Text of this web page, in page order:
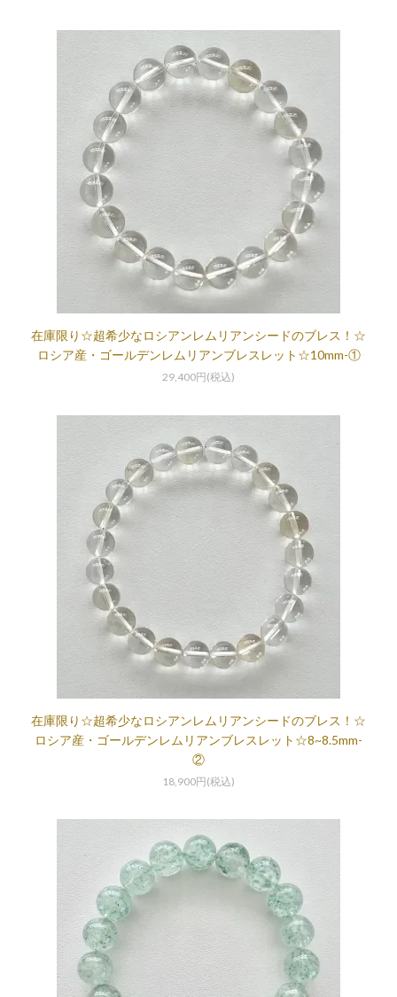
在庫限り☆超希少なロシアンレムリアンシードのブレス！☆
ロシア産・ゴールデンレムリアンブレスレット☆10mm-①
29,400円(税込)
在庫限り☆超希少なロシアンレムリアンシードのブレス！☆
ロシア産・ゴールデンレムリアンブレスレット☆8~8.5mm-
②
18,900円(税込)